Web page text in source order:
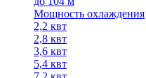
Мощность охлаждения
2,2 квт
2,8 квт
3,6 квт
5,4 квт